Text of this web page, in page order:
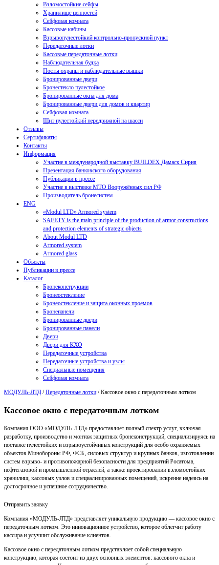
Взломостойкие сейфы
Хранилище ценностей
Сейфовая комната
Кассовые кабины
Взрывопулестойкий контрольно-пропускной пункт
Передаточные лотки
Кассовые передаточные лотки
Наблюдательная будка
Посты охраны и наблюдательные вышки
Бронированные двери
Бронестекло пулестойкое
Бронированные окна для дома
Бронированные двери для домов и квартир
Сейфовая комната
Щит пулестойкий передвижной на шасси
Отзывы
Сертификаты
Контакты
Информация
Участие в международной выставку BUILDEX Дамаск Сирия
Презентация банковского оборудования
Публикации в прессе
Участие в выставке МТО Вооружённых сил РФ
Производитель бронесистем
ENG
«Modul LTD» Armored system
SAFETY is the main principle of the production of armor constructions
and protection elements of strategic objects
About Modul LTD
Armored system
Armored glass
Объекты
Публикации в прессе
Каталог
Бронеконструкции
Бронеостекление
Бронеостекление и защита оконных проемов
Бронепанели
Бронированные двери
Бронированные панели
Двери
Двери для КХО
Передаточные устройства
Передаточные устройства и узлы
Специальные помещения
Сейфовая комната
МОДУЛЬ-ЛТД /Передаточные лотки /Кассовое окно с передаточным лотком
Кассовое окно с передаточным лотком
Компания ООО «МОДУЛЬ-ЛТД» предоставляет полный спектр услуг, включая
разработку, производство и монтаж защитных бронеконструкций, специализируясь на
поставке пулестойких и взрывоустойчивых конструкций для особо охраняемых
объектов Минобороны РФ, ФСБ, силовых структур и крупных банков, изготовлении
систем взрыво- и противопожарной безопасности для предприятий Росатома,
нефтегазовой и промышленной отраслей, а также проектировании взломостойких
хранилищ, кассовых узлов и специализированных помещений, искренне надеясь на
долгосрочное и успешное сотрудничество.
Отправить заявку
Компания «МОДУЛЬ-ЛТД» представляет уникальную продукцию — кассовое окно с
передаточным лотком. Это инновационное устройство, которое облегчит работу
кассира и улучшит обслуживание клиентов.
Кассовое окно с передаточным лотком представляет собой специальную
конструкцию, которая состоит из двух основных элементов: кассового окна и